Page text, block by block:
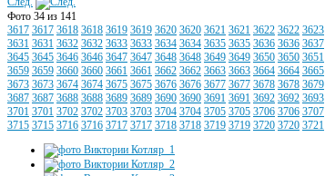
Фото 34 из 141
3617 3617 3618 3618 3619 3619 3620 3620 3621 3621 3622 3622 3623
3631 3631 3632 3632 3633 3633 3634 3634 3635 3635 3636 3636 3637
3645 3645 3646 3646 3647 3647 3648 3648 3649 3649 3650 3650 3651
3659 3659 3660 3660 3661 3661 3662 3662 3663 3663 3664 3664 3665
3673 3673 3674 3674 3675 3675 3676 3676 3677 3677 3678 3678 3679
3687 3687 3688 3688 3689 3689 3690 3690 3691 3691 3692 3692 3693
3701 3701 3702 3702 3703 3703 3704 3704 3705 3705 3706 3706 3707
3715 3715 3716 3716 3717 3717 3718 3718 3719 3719 3720 3720 3721